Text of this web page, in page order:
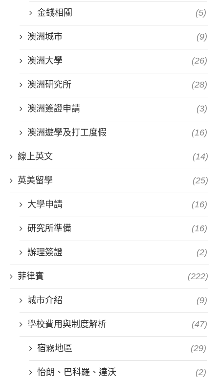
金錢相關 (5)
澳洲城市 (9)
澳洲大學 (26)
澳洲研究所 (28)
澳洲簽證申請 (3)
澳洲遊學及打工度假 (16)
線上英文 (14)
英美留學 (25)
大學申請 (16)
研究所準備 (16)
辦理簽證 (2)
菲律賓 (222)
城市介紹 (9)
學校費用與制度解析 (47)
宿霧地區 (29)
怡朗、巴科羅、達沃 (2)